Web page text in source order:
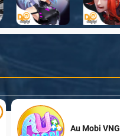
Au Mobi VNG